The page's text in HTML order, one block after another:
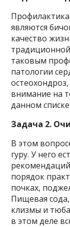
являются
качество
таковым
патологии
внимание на
данном
Задача 2.
В этом
гуру. У него
порядок
почках,
Пищевая
клизмы и
в этом деле